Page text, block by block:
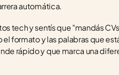
automática.
tech y sentís que "mandás
formato y las palabras que
rápido y que marca una